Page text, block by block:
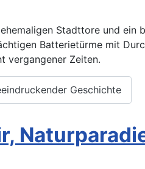
Stadttore und ein
Batterietürme mit
vergangener Zeiten.
Geschichte